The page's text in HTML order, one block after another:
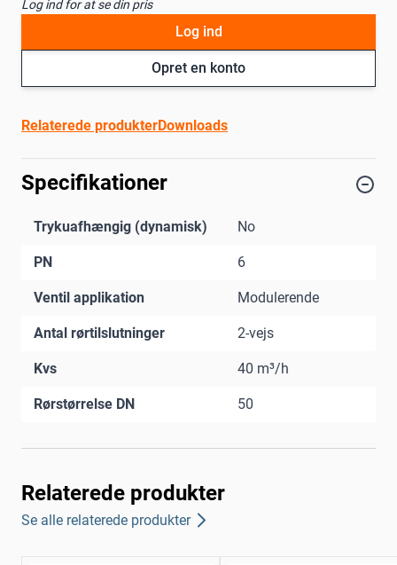
Log ind for at se din pris
Opret en konto
Log ind
Relaterede produkterDownloads
Specifikationer
Trykuafhængig (dynamisk) No
PN 6
Ventil applikation Modulerende
Antal rørtilslutninger 2-vejs
Kvs 40 m³/h
Rørstørrelse DN 50
Relaterede produkter
Se alle relaterede produkter